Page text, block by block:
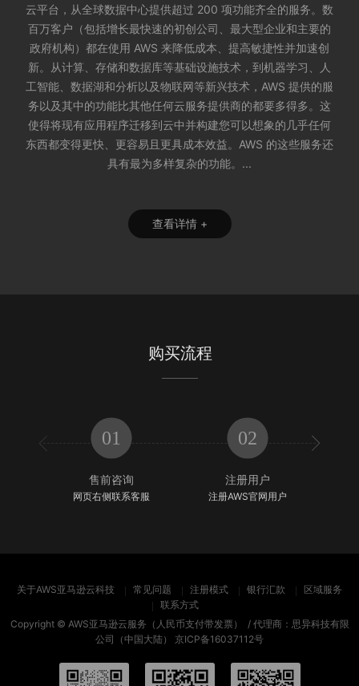
云平台，从全球数据中心提供超过 200 项功能齐全的服务。数
百万客户（包括增长最快速的初创公司、最大型企业和主要的
政府机构）都在使用 AWS 来降低成本、提高敏捷性并加速创
新。从计算、存储和数据库等基础设施技术，到机器学习、人
工智能、数据湖和分析以及物联网等新兴技术，AWS 提供的服
务以及其中的功能比其他任何云服务提供商的都要多得多。这
使得将现有应用程序迁移到云中并构建您可以想象的几乎任何
东西都变得更快、更容易且更具成本效益。AWS 的这些服务还
具有最为多样复杂的功能。...
查看详情 +
购买流程
01
售前咨询
网页右侧联系客服
02
注册用户
注册AWS官网用户
 
关于AWS亚马逊云科技 常见问题 注册模式 银行汇款
区域服务
联系方式
Copyright © AWS亚马逊云服务（人民币支付带发票）
/ 代理商：思异科技有限
公司（中国大陆） 京ICP备16037112号